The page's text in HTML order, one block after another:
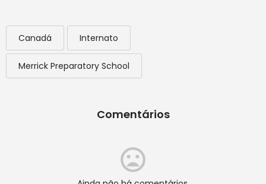
Canadá Internato
Merrick Preparatory School
Comentários